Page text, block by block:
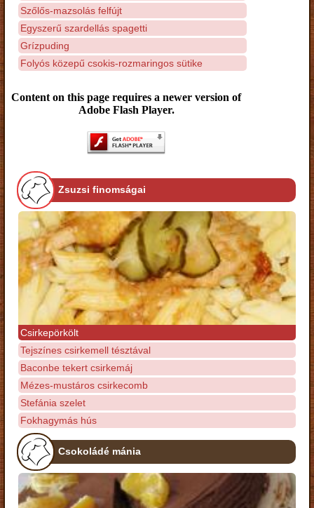
Szőlős-mazsolás felfújt
Egyszerű szardellás spagetti
Grízpuding
Folyós közepű csokis-rozmaringos sütike
Content on this page requires a newer version of
Adobe Flash Player.
Zsuzsi finomságai
Csirkepörkölt
Tejszínes csirkemell tésztával
Baconbe tekert csirkemáj
Mézes-mustáros csirkecomb
Stefánia szelet
Fokhagymás hús
Csokoládé mánia